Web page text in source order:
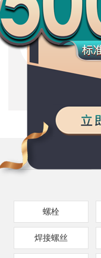
螺栓
焊接螺丝